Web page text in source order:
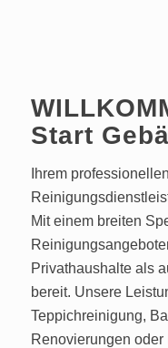
Start
Ihrem
Mit einem breiten
Privathaushalte als
bereit. Unsere
Teppichreinigung,
Renovierungen